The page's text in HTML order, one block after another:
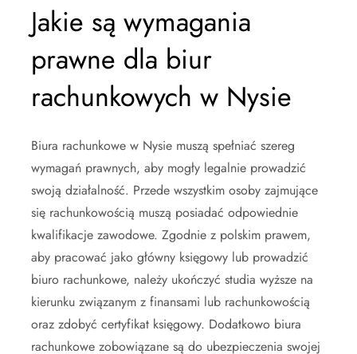
Jakie są wymagania
prawne dla biur
rachunkowych w Nysie
Biura rachunkowe w Nysie muszą spełniać szereg
wymagań prawnych, aby mogły legalnie prowadzić
swoją działalność. Przede wszystkim osoby zajmujące
się rachunkowością muszą posiadać odpowiednie
kwalifikacje zawodowe. Zgodnie z polskim prawem,
aby pracować jako główny księgowy lub prowadzić
biuro rachunkowe, należy ukończyć studia wyższe na
kierunku związanym z finansami lub rachunkowością
oraz zdobyć certyfikat księgowy. Dodatkowo biura
rachunkowe zobowiązane są do ubezpieczenia swojej